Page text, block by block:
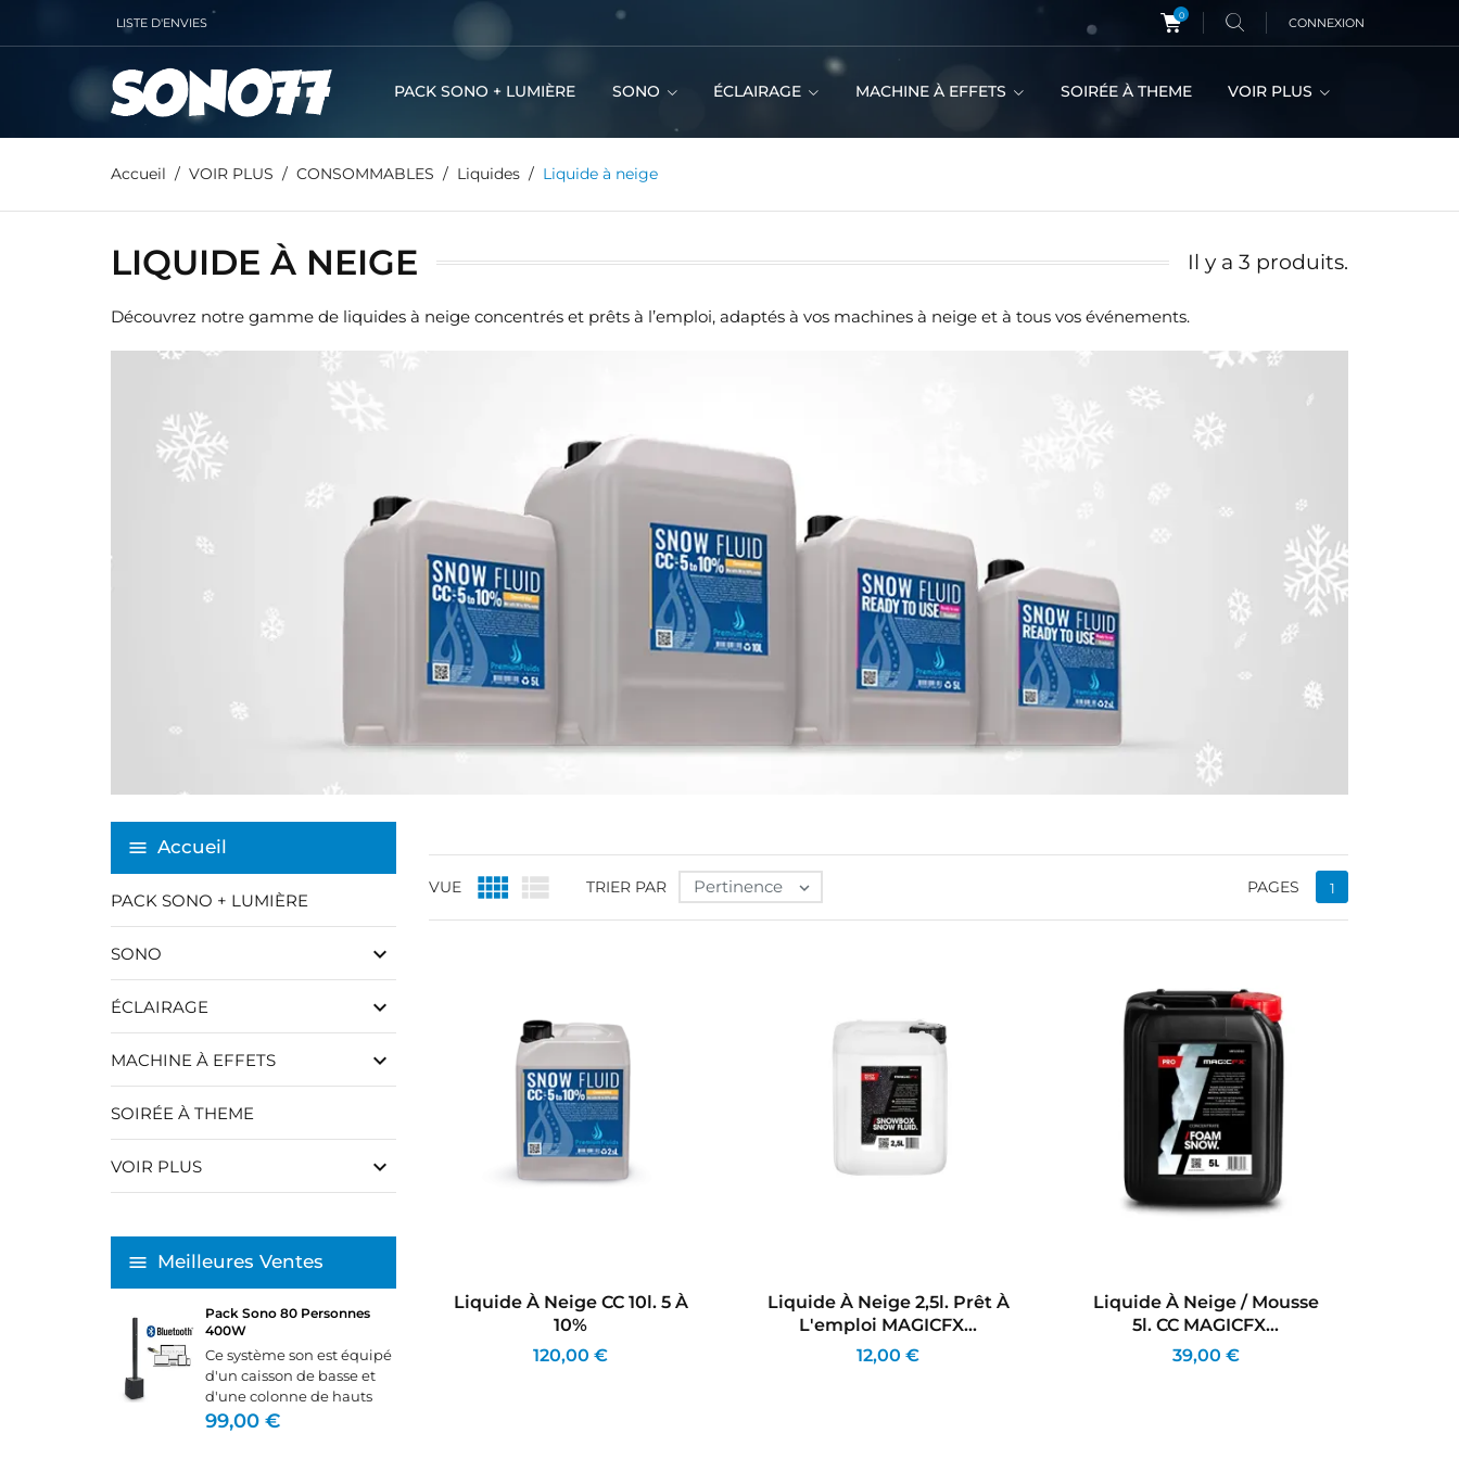
LISTE D'ENVIES 0 CONNEXION
PACK SONO + LUMIÈRE SONO ÉCLAIRAGE MACHINE À EFFETS SOIRÉE À THEME VOIR PLUS
Accueil VOIR PLUS CONSOMMABLES Liquides Liquide à neige
LIQUIDE À NEIGE Il y a 3 produits.
Découvrez notre gamme de liquides à neige concentrés et prêts à l’emploi, adaptés à vos machines à neige et à tous vos événements.
Accueil
PACK SONO + LUMIÈRE
SONO keyboard_arrow_down
ÉCLAIRAGE keyboard_arrow_down
MACHINE À EFFETS keyboard_arrow_down
SOIRÉE À THEME
VOIR PLUS keyboard_arrow_down
Meilleures Ventes
Pack Sono 80 Personnes
400W
Ce système son est équipé
d'un caisson de basse et
d'une colonne de hauts
parleurs.Il se branche
99,00 €
VUE   TRIER PAR Pertinence  PAGES 1
Liquide À Neige CC 10l. 5 À
10%
120,00 €
Liquide À Neige 2,5l. Prêt À
L'emploi MAGICFX...
12,00 €
Liquide À Neige / Mousse
5l. CC MAGICFX...
39,00 €